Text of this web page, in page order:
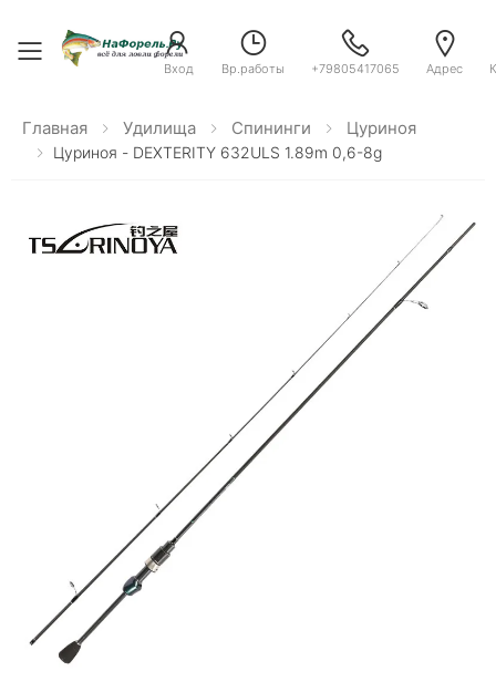
Toggle menu
Вход Вр.работы +79805417065 Адрес
Главная Удилища Спининги Цуриноя
Цуриноя - DEXTERITY 632ULS 1.89m 0,6-8g